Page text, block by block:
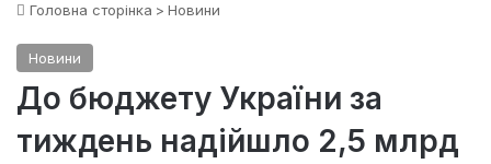
Головна сторінка > Новини
Новини
До бюджету України за
тиждень надійшло 2,5 млрд